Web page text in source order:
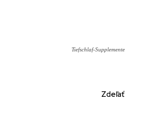
Tiefschlaf-Supplemente
Zdeľať